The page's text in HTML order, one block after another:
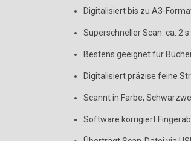
Digitalisiert bis zu A3-
Superschneller Scan: ca. 2
Bestens geeignet für
Digitalisiert präzise feine
Scannt in Farbe,
Software korrigiert